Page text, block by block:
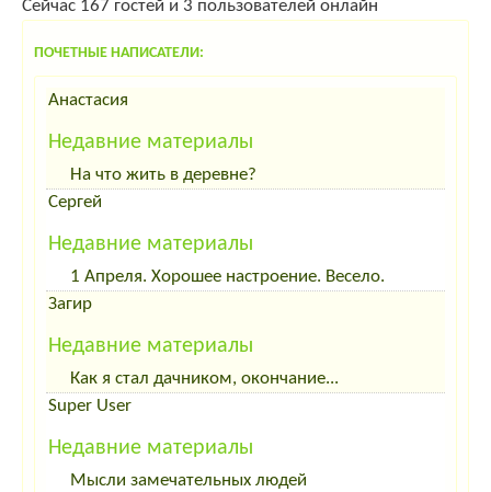
Сейчас 167 гостей и 3 пользователей онлайн
ПОЧЕТНЫЕ НАПИСАТЕЛИ:
Анастасия
Недавние материалы
На что жить в деревне?
Сергей
Недавние материалы
1 Апреля. Хорошее настроение. Весело.
Загир
Недавние материалы
Как я стал дачником, окончание...
Super User
Недавние материалы
Мысли замечательных людей